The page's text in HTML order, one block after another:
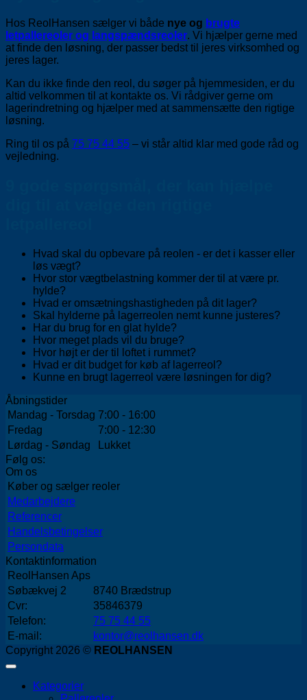
Hos ReolHansen sælger vi både nye og brugte
letpallereoler og langspændsreoler. Vi hjælper gerne med
at finde den løsning, der passer bedst til jeres virksomhed og
jeres lager.
Kan du ikke finde den reol, du søger på hjemmesiden, er du
altid velkommen til at kontakte os. Vi rådgiver gerne om
lagerindretning og hjælper med at sammensætte den rigtige
løsning.
Ring til os på 75 75 44 55 – vi står altid klar med gode råd og
vejledning.
Hvad skal du opbevare på reolen - er det i kasser eller
løs vægt?
Hvor stor vægtbelastning kommer der til at være pr.
hylde?
Hvad er omsætningshastigheden på dit lager?
Skal hylderne på lagerreolen nemt kunne justeres?
Har du brug for en glat hylde?
Hvor meget plads vil du bruge?
Hvor højt er der til loftet i rummet?
Hvad er dit budget for køb af lagerreol?
Kunne en brugt lagerreol være løsningen for dig?
Åbningstider
Mandag - Torsdag 7:00 - 16:00
Fredag
7:00 - 12:30
Lørdag - Søndag
Lukket
Følg os:
Om os
Køber og sælger reoler
Medarbejdere
Referencer
Handelsbetingelser
Persondata
Kontaktinformation
ReolHansen Aps
Søbækvej 2
8740 Brædstrup
Cvr:
35846379
Telefon:
75 75 44 55
E-mail:
kontor@reolhansen.dk
Copyright 2026 © REOLHANSEN
Kategorier